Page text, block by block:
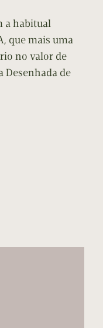
a habitual
que mais uma
no valor de
Desenhada de